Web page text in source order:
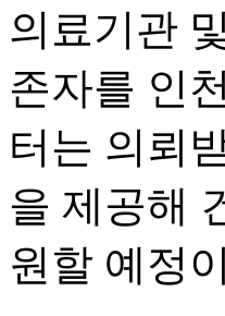
의료기관
존자를 인
터는 의뢰
을 제공해
원할 예정